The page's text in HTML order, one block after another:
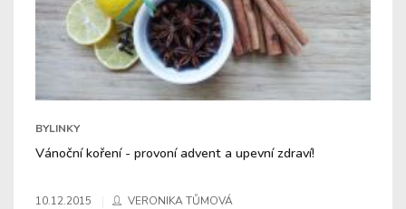
BYLINKY
Vánoční koření - provoní advent a upevní zdraví!
10.12.2015 VERONIKA TŮMOVÁ